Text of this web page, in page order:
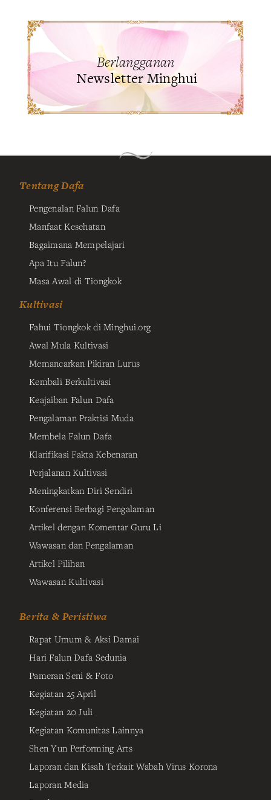
Berlangganan
Newsletter Minghui
Tentang Dafa
Pengenalan Falun Dafa
Manfaat Kesehatan
Bagaimana Mempelajari
Apa Itu Falun?
Masa Awal di Tiongkok
Kultivasi
Fahui Tiongkok di Minghui.org
Awal Mula Kultivasi
Memancarkan Pikiran Lurus
Kembali Berkultivasi
Keajaiban Falun Dafa
Pengalaman Praktisi Muda
Membela Falun Dafa
Klarifikasi Fakta Kebenaran
Perjalanan Kultivasi
Meningkatkan Diri Sendiri
Konferensi Berbagi Pengalaman
Artikel dengan Komentar Guru Li
Wawasan dan Pengalaman
Artikel Pilihan
Wawasan Kultivasi
Berita & Peristiwa
Rapat Umum & Aksi Damai
Hari Falun Dafa Sedunia
Pameran Seni & Foto
Kegiatan 25 April
Kegiatan 20 Juli
Kegiatan Komunitas Lainnya
Shen Yun Performing Arts
Laporan dan Kisah Terkait Wabah Virus Korona
Laporan Media